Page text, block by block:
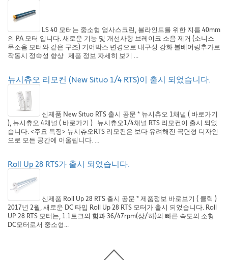
LS 40 모터는 중소형 영사스크린, 블라인드를 위한 지름 40mm
의 PA 모터 입니다. 새로운 기능 및 개선사항 브레이크 소음 제거 (소니스
무소음 모터와 같은 구조) 기어박스 변경으로 내구성 강화 볼베어링추가로
작동시 정숙성 향상 제품 정보 자세히 보기 ...
뉴시츄오 리모컨 (New Situo 1/4 RTS)이 출시 되었습니다.
신제품 New Situo RTS 출시 공문 * 뉴시츄오 1채널 ( 바로가기
), 뉴시츄오 4채널 ( 바로가기 ) 뉴시츄오1/4채널 RTS 리모컨이 출시 되었
습니다. <주요 특징> 뉴시츄오RTS 리모컨은 보다 유려해진 곡면형 디자인
으로 모든 공간에 어울립니다. ...
Roll Up 28 RTS가 출시 되었습니다.
신제품 Roll Up 28 RTS 출시 공문 * 제품정보 바로보기 ( 클릭 )
2017년 2월, 새로운 DC 타입 Roll Up 28 RTS 모터가 출시 되었습니다. Roll
UP 28 RTS 모터는, 1.1토크의 힘과 36/47rpm(상/하)의 빠른 속도의 소형
DC모터로서 중소형...